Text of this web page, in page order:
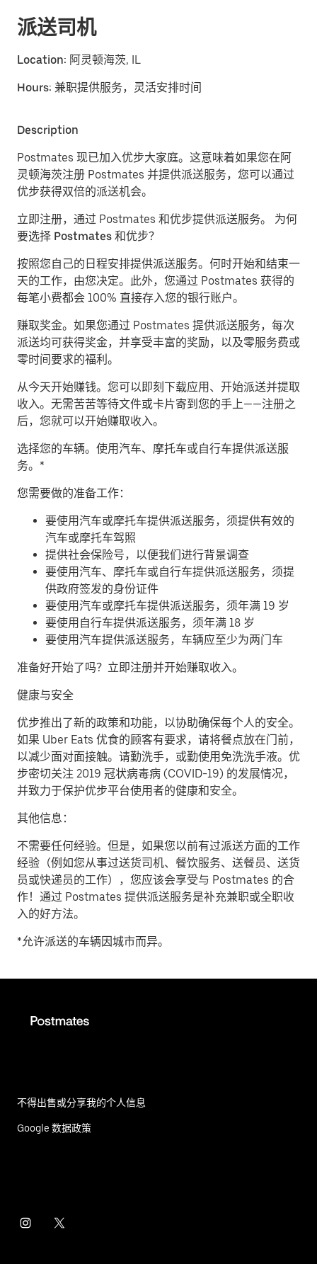
派送司机
Location: 阿灵顿海茨, IL
Hours: 兼职提供服务，灵活安排时间
Description
Postmates 现已加入优步大家庭。这意味着如果您在阿
灵顿海茨注册 Postmates 并提供派送服务，您可以通过
优步获得双倍的派送机会。
立即注册，通过 Postmates 和优步提供派送服务。 为何
要选择 Postmates 和优步？
按照您自己的日程安排提供派送服务。 何时开始和结束一
天的工作，由您决定。此外，您通过 Postmates 获得的
每笔小费都会 100% 直接存入您的银行账户。
赚取奖金。 如果您通过 Postmates 提供派送服务，每次
派送均可获得奖金，并享受丰富的奖励，以及零服务费或
零时间要求的福利。
从今天开始赚钱。 您可以即刻下载应用、开始派送并提取
收入。无需苦苦等待文件或卡片寄到您的手上——注册之
后，您就可以开始赚取收入。
​选择您的车辆。使用汽车、摩托车或自行车提供派送服
务。*
您需要做的准备工作：
要使用汽车或摩托车提供派送服务，须提供有效的
汽车或摩托车驾照
提供社会保险号，以便我们进行背景调查
要使用汽车、摩托车或自行车提供派送服务，须提
供政府签发的身份证件
要使用汽车或摩托车提供派送服务，须年满 19 岁
要使用自行车提供派送服务，须年满 18 岁
要使用汽车提供派送服务，车辆应至少为两门车
准备好开始了吗？立即注册并开始赚取收入。
健康与安全
优步推出了新的政策和功能，以协助确保每个人的安全。
如果 Uber Eats 优食的顾客有要求，请将餐点放在门前，
以减少面对面接触。请勤洗手，或勤使用免洗洗手液。优
步密切关注 2019 冠状病毒病 (COVID-19) 的发展情况，
并致力于保护优步平台使用者的健康和安全。
其他信息：
不需要任何经验。但是，如果您以前有过派送方面的工作
经验（例如您从事过送货司机、餐饮服务、送餐员、送货
员或快递员的工作），您应该会享受与 Postmates 的合
作！通过 Postmates 提供派送服务是补充兼职或全职收
入的好方法。
*允许派送的车辆因城市而异。
不得出售或分享我的个人信息
Google 数据政策